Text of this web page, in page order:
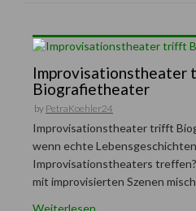
Biografietheater
by PetraKoehler24
Improvisationstheater trifft
wenn echte
Improvisationstheaters
mit improvisierten Szenen
Weiterlesen